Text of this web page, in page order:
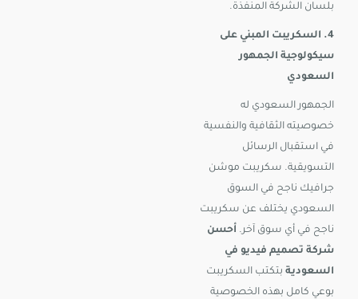
بلسان الشركة المنفذة.
4. السكريبت المبني على
سيكولوجية الجمهور
السعودي
الجمهور السعودي له
خصوصيته الثقافية والنفسية
في استقبال الرسائل
التسويقية. سكريبت موشن
جرافيك ناجح في السوق
السعودي يختلف عن سكريبت
ناجح في أي سوق آخر. أحسن
شركة تصميم فيديو في
السعودية بتكتب السكريبت
بوعي كامل بهذه الخصوصية